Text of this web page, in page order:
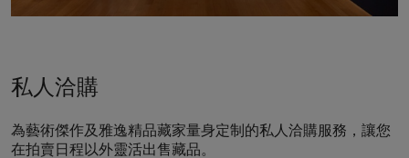
私人洽購
為藝術傑作及雅逸精品藏家量身定制的私人洽購服務，讓您
在拍賣日程以外靈活出售藏品。